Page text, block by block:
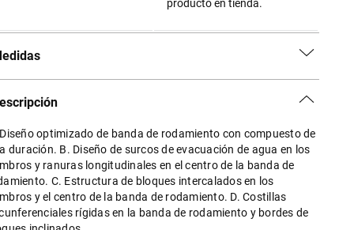
producto en tienda.
optimizado de banda de rodamiento con compuesto de
duración. B. Diseño de surcos de evacuación de agua en los
y ranuras longitudinales en el centro de la banda de
C. Estructura de bloques intercalados en los
y el centro de la banda de rodamiento. D. Costillas
rígidas en la banda de rodamiento y bordes de